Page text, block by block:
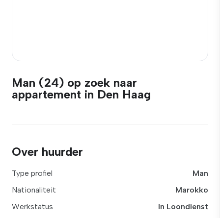
Man (24) op zoek naar
appartement in Den Haag
Over huurder
Type profiel
Man
Nationaliteit
Marokko
Werkstatus
In Loondienst